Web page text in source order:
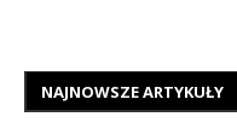
NAJNOWSZE ARTYKUŁY